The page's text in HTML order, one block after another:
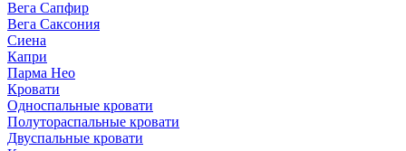
Вега Сапфир
Вега Саксония
Сиена
Капри
Парма Нео
Кровати
Односпальные кровати
Полутораспальные кровати
Двуспальные кровати